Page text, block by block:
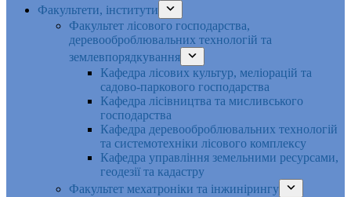
Факультети, інститути
Факультет лісового господарства,
деревооброблювальних технологій та
землевпорядкування
Кафедра лісових культур, меліорацій та
садово-паркового господарства
Кафедра лісівництва та мисливського
господарства
Кафедра деревооброблювальних технологій
та системотехніки лісового комплексу
Кафедра управління земельними ресурсами,
геодезії та кадастру
Факультет мехатроніки та інжинірингу